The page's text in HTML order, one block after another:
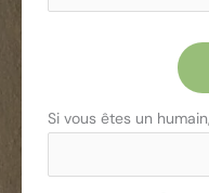
Si vous êtes un